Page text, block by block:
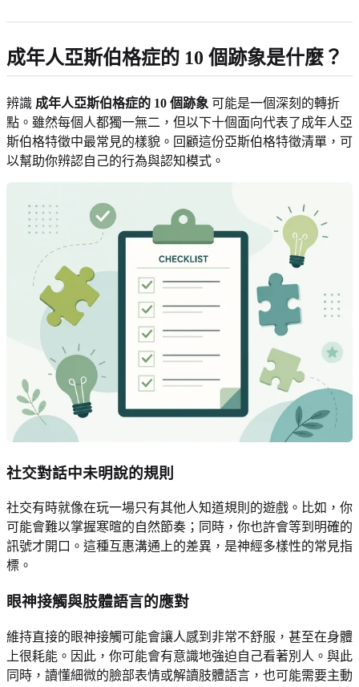
成年人亞斯伯格症的 10 個跡象是什麼？
辨識 成年人亞斯伯格症的 10 個跡象 可能是一個深刻的轉折
點。雖然每個人都獨一無二，但以下十個面向代表了成年人亞
斯伯格特徵中最常見的樣貌。回顧這份亞斯伯格特徵清單，可
以幫助你辨認自己的行為與認知模式。
社交對話中未明說的規則
社交有時就像在玩一場只有其他人知道規則的遊戲。比如，你
可能會難以掌握寒暄的自然節奏；同時，你也許會等到明確的
訊號才開口。這種互惠溝通上的差異，是神經多樣性的常見指
標。
眼神接觸與肢體語言的應對
維持直接的眼神接觸可能會讓人感到非常不舒服，甚至在身體
上很耗能。因此，你可能會有意識地強迫自己看著別人。與此
同時，讀懂細微的臉部表情或解讀肢體語言，也可能需要主動